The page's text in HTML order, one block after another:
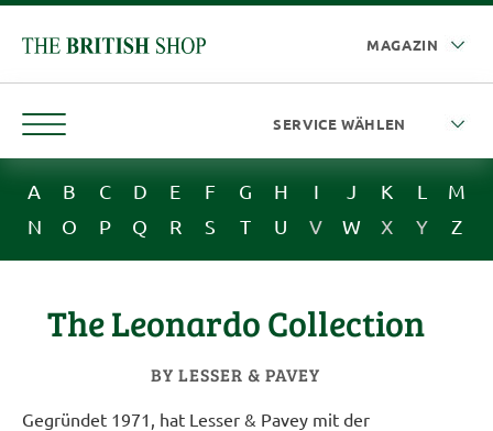
A B C D E F G H I J K L
M
N
O P Q R S T U V W X Y Z
The Leonardo Collection
BY LESSER & PAVEY
Gegründet 1971, hat Lesser & Pavey mit der